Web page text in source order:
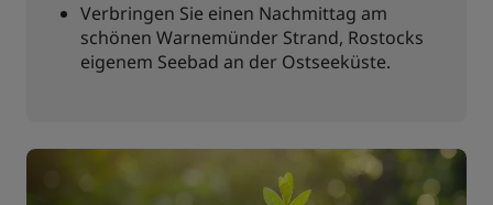
Verbringen Sie einen Nachmittag am
schönen Warnemünder Strand, Rostocks
eigenem Seebad an der Ostseeküste.